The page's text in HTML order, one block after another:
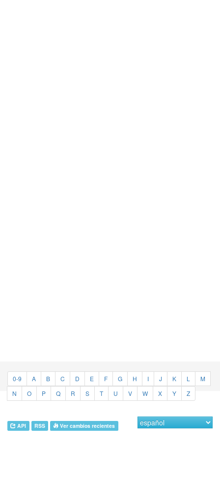
0-9 A B C D E F G H I J K L
M
N
O P Q R S T U V W X Y Z
API RSS Ver cambios recientes